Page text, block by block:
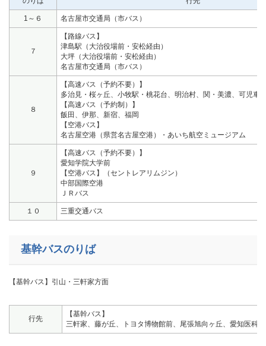
1～６ 名古屋市交通局（市バス）
７
【路線バス】
津島駅（大治役場前・安松経由）
大坪（大治役場前・安松経由）
名古屋市交通局（市バス）
８
【高速バス（予約不要）】
多治見・桜ヶ丘、小牧駅・桃花台、明治村、関・美濃、可児車
【高速バス（予約制）】
飯田、伊那、新宿、福岡
【空港バス】
名古屋空港（県営名古屋空港）・あいち航空ミュージアム
９
【高速バス（予約不要）】
愛知学院大学前
【空港バス】（セントレアリムジン）
中部国際空港
ＪＲバス
１０ 三重交通バス
基幹バスのりば
【基幹バス】引山・三軒家方面
行先
【基幹バス】
三軒家、藤が丘、トヨタ博物館前、尾張旭向ヶ丘、愛知医科